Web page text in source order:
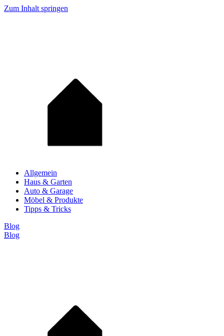
Zum Inhalt springen
Allgemein
Haus & Garten
Auto & Garage
Möbel & Produkte
Tipps & Tricks
Blog
Blog